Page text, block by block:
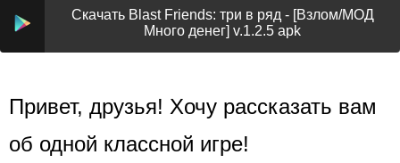
Скачать Blast Friends: три в ряд - [Взлом/МОД
Много денег] v.1.2.5 apk
Привет, друзья! Хочу рассказать вам
об одной классной игре!